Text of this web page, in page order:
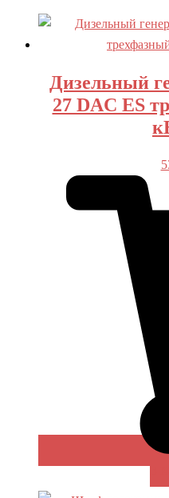
Дизельный
27 DAC ES